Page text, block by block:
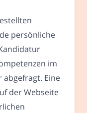
persönliche
im
Eine
der Webseite